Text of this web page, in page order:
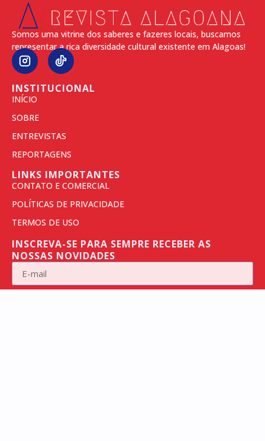
Somos uma vitrine dos saberes e fazeres locais, buscamos
representar a rica diversidade cultural existente em Alagoas!
INSTITUCIONAL
INÍCIO
SOBRE
ENTREVISTAS
REPORTAGENS
LINKS IMPORTANTES
CONTATO E COMERCIAL
POLÍTICAS DE PRIVACIDADE
TERMOS DE USO
INSCREVA-SE PARA SEMPRE RECEBER AS
NOSSAS NOVIDADES